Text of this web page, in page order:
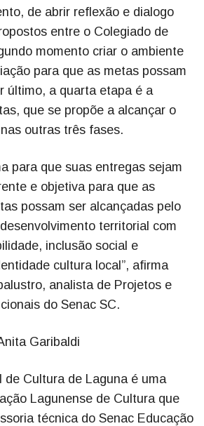
de abrir reflexão e dialogo
entre o Colegiado de
momento criar o ambiente
para que as metas possam
último, a quarta etapa é a
que se propõe a alcançar o
outras três fases.
para que suas entregas sejam
e objetiva para que as
possam ser alcançadas pelo
territorial com
inclusão social e
cultura local”, afirma
analista de Projetos e
do Senac SC.
Garibaldi
de Cultura de Laguna é uma
Lagunense de Cultura que
técnica do Senac Educação